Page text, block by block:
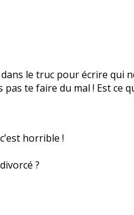
le truc pour écrire qui
pas te faire du mal ! Est
horrible !
?